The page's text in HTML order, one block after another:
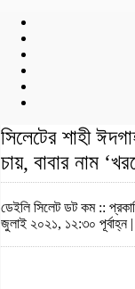
সিলেটের শাহী
চায়, বাবার নাম
ডেইলি সিলেট ডট কম ::
জুলাই ২০২১, ১২:৩০ পূর্বাহ্ন |